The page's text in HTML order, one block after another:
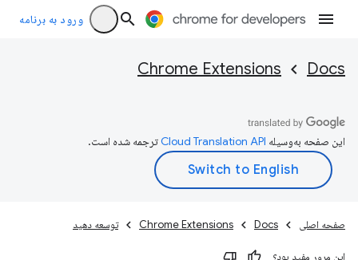
ورود به برنامه
Docs
Chrome Extensions
این صفحه به‌وسیله ترجمه شده است.
صفحه اصلی Docs
Chrome Extensions توسعه دهید
این مرور مفید بود؟